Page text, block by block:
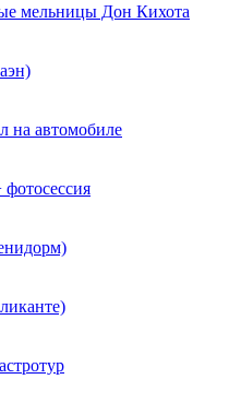
мельницы Дон Кихота
на автомобиле